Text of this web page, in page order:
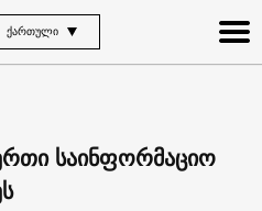
ᲥᲐᲠᲗᲣᲚᲘ
საინფორმაციო